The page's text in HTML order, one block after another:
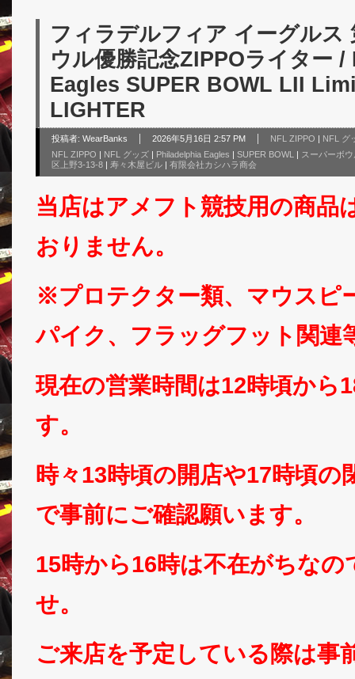
フィラデルフィア イーグルス
ウル優勝記念ZIPPOライター
Eagles SUPER BOWL LII
LIGHTER
投稿者: WearBanks 2026年5月16日 2:57 PM NFL ZIPPO
NFL グ
NFL ZIPPO | NFL グッズ | Philadelphia Eagles | SUPER BOWL | スーパーボウ
区上野3-13-8 | 寿々木屋ビル | 有限会社カシハラ商会
当店はアメフト競技用の商品
おりません。
※プロテクター類、マウスピ
パイク、フラッグフット関連
現在の営業時間は12時頃から
す。
時々13時頃の開店や17時頃の
で事前にご確認願います。
15時から16時は不在がちなの
せ。
ご来店を予定している際は事